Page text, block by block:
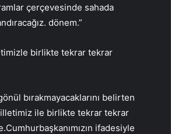
çerçevesinde sahada
dönem.”
birlikte tekrar tekrar
bırakmayacaklarını belirten
ile birlikte tekrar tekrar
ifadesiyle